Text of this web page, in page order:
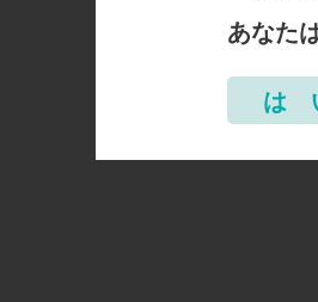
あなた
は